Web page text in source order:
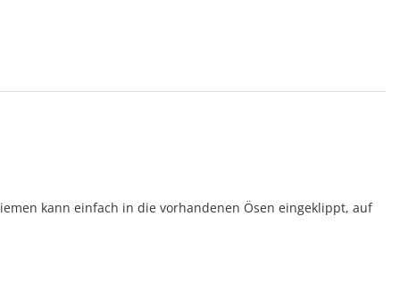
kann einfach in die vorhandenen Ösen eingeklippt, auf